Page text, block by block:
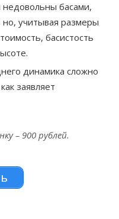
басами,
учитывая размеры
басистость
динамика сложно
заявляет
– 900 рублей.